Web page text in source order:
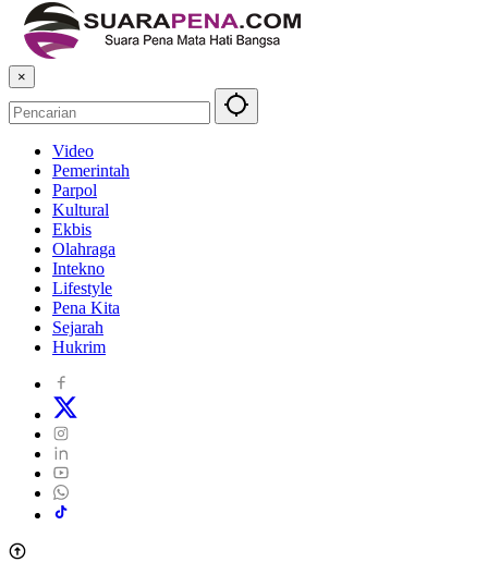
×
Video
Pemerintah
Parpol
Kultural
Ekbis
Olahraga
Intekno
Lifestyle
Pena Kita
Sejarah
Hukrim